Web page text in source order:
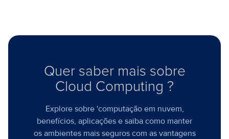
Quer saber mais sobre
Cloud Computing ?
Explore sobre 'computação em nuvem,
benefícios, aplicações e saiba como manter
os ambientes mais seguros com as vantagens